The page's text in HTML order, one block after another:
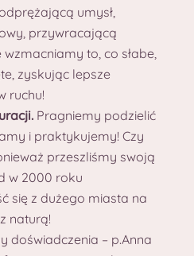
umysł,
przywracającą
to, co słabe,
zyskując lepsze
ruchu!
Pragniemy podzielić
i praktykujemy! Czy
przeszliśmy swoją
w 2000 roku
się z dużego miasta na
naturą!
doświadczenia – p.Anna